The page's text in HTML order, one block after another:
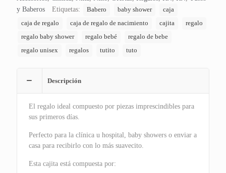
Pio
y Baberos
Etiquetas: Babero baby shower
caja
caja de regalo
caja de regalo de nacimiento cajita
regalo
regalo baby shower
regalo bebé
regalo de bebe
regalo unisex
regalos tutito tuto
Descripción
El regalo ideal compuesto por piezas imprescindibles para
sus primeros días.
Perfecto para la clínica u hospital, baby showers o enviar a
casa para recibirlo con lo más suavecito.
Esta cajita está compuesta por: